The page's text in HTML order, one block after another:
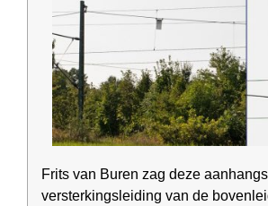
Frits van Buren zag deze
versterkingsleiding van de